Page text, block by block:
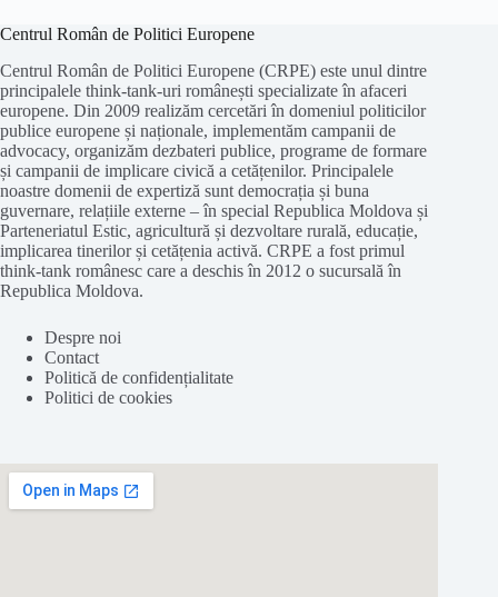
Centrul Român de Politici Europene
Centrul Român de Politici Europene (CRPE) este unul dintre
principalele think-tank-uri românești specializate în afaceri
europene. Din 2009 realizăm cercetări în domeniul politicilor
publice europene și naționale, implementăm campanii de
advocacy, organizăm dezbateri publice, programe de formare
și campanii de implicare civică a cetățenilor. Principalele
noastre domenii de expertiză sunt democrația și buna
guvernare, relațiile externe – în special Republica Moldova și
Parteneriatul Estic, agricultură și dezvoltare rurală, educație,
implicarea tinerilor și cetățenia activă. CRPE a fost primul
think-tank românesc care a deschis în 2012 o sucursală în
Republica Moldova.
Despre noi
Contact
Politică de confidențialitate
Politici de cookies